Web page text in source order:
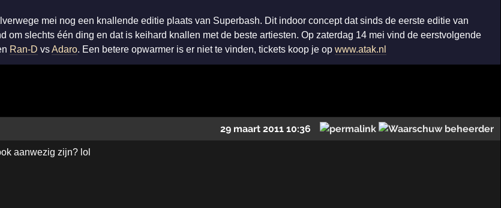
mei nog een knallende editie plaats van Superbash. Dit indoor concept dat sinds de eerste editie van
om slechts één ding en dat is keihard knallen met de beste artiesten. Op zaterdag 14 mei vind de eerstvolgende
Ran-D vsAdaro. Een betere opwarmer is er niet te vinden, tickets koop je op www.atak.nl
29 maart 2011 10:36
aanwezig zijn? lol